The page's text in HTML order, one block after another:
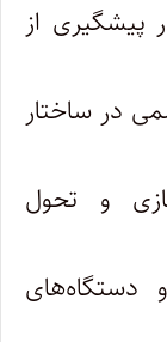
پیشگیری از
در ساختار
و تحول